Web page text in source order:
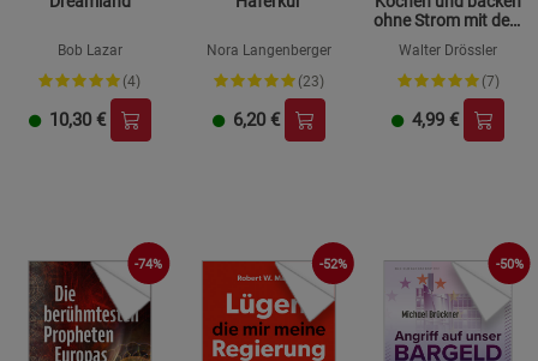
Bob Lazar
(4)
10,30 €
Nora Langenberger
(23)
6,20 €
ohne Strom mit dem
Walter Drössler
(7)
4,99 €
-74% -52% -50%